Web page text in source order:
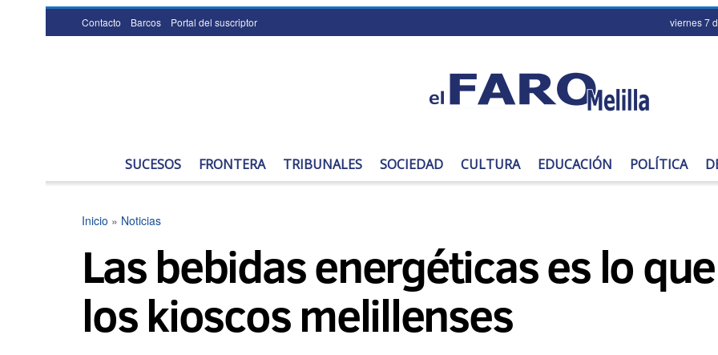
Contacto Barcos Portal del suscriptor viernes 7
SUCESOS FRONTERA TRIBUNALES SOCIEDAD CULTURA EDUCACIÓN POLÍTICA
Inicio » Noticias
Las bebidas energéticas es lo
los kioscos melillenses